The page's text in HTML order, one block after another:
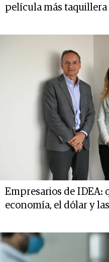
película más taquillera
Empresarios de IDEA:
economía, el dólar y